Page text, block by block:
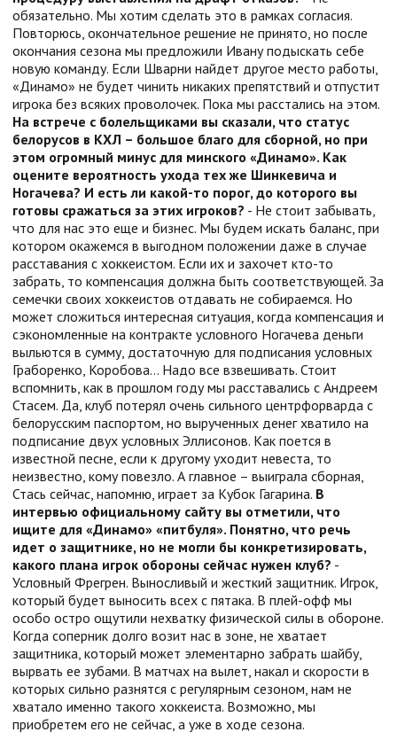
обязательно. Мы хотим сделать это в рамках согласия.
Повторюсь, окончательное решение не принято, но после
окончания сезона мы предложили Ивану подыскать себе
новую команду. Если Шварни найдет другое место работы,
«Динамо» не будет чинить никаких препятствий и отпустит
игрока без всяких проволочек. Пока мы расстались на этом.
На встрече с болельщиками вы сказали, что статус
белорусов в КХЛ – большое благо для сборной, но при
этом огромный минус для минского «Динамо». Как
оцените вероятность ухода тех же Шинкевича и
Ногачева? И есть ли какой-то порог, до которого вы
готовы сражаться за этих игроков? - Не стоит забывать,
что для нас это еще и бизнес. Мы будем искать баланс, при
котором окажемся в выгодном положении даже в случае
расставания с хоккеистом. Если их и захочет кто-то
забрать, то компенсация должна быть соответствующей. За
семечки своих хоккеистов отдавать не собираемся. Но
может сложиться интересная ситуация, когда компенсация и
сэкономленные на контракте условного Ногачева деньги
выльются в сумму, достаточную для подписания условных
Граборенко, Коробова… Надо все взвешивать. Стоит
вспомнить, как в прошлом году мы расставались с Андреем
Стасем. Да, клуб потерял очень сильного центрфорварда с
белорусским паспортом, но вырученных денег хватило на
подписание двух условных Эллисонов. Как поется в
известной песне, если к другому уходит невеста, то
неизвестно, кому повезло. А главное – выиграла сборная,
Стась сейчас, напомню, играет за Кубок Гагарина. В
интервью официальному сайту вы отметили, что
ищите для «Динамо» «питбуля». Понятно, что речь
идет о защитнике, но не могли бы конкретизировать,
какого плана игрок обороны сейчас нужен клуб? -
Условный Фрегрен. Выносливый и жесткий защитник. Игрок,
который будет выносить всех с пятака. В плей-офф мы
особо остро ощутили нехватку физической силы в обороне.
Когда соперник долго возит нас в зоне, не хватает
защитника, который может элементарно забрать шайбу,
вырвать ее зубами. В матчах на вылет, накал и скорости в
которых сильно разнятся с регулярным сезоном, нам не
хватало именно такого хоккеиста. Возможно, мы
приобретем его не сейчас, а уже в ходе сезона.